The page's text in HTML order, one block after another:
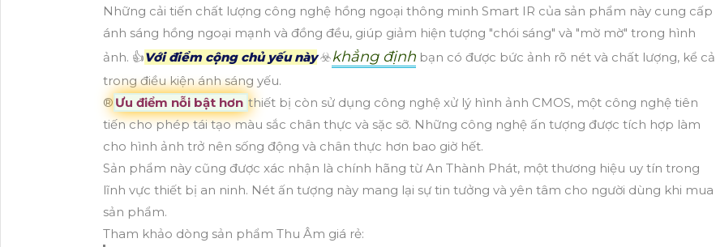
Những cải tiến chất lượng công nghệ hồng ngoại thông minh Smart IR của sản phẩm này cung cấp
ánh sáng hồng ngoại mạnh và đồng đều, giúp giảm hiện tượng "chói sáng" và "mờ mờ" trong hình
ảnh. 👍Với điểm cộng chủ yếu này☣️khẳng định bạn có được bức ảnh rõ nét và chất lượng, kể cả
trong điều kiện ánh sáng yếu.
®️ Ưu điểm nỗi bật hơn thiết bị còn sử dụng công nghệ xử lý hình ảnh CMOS, một công nghệ tiên
tiến cho phép tái tạo màu sắc chân thực và sặc sỡ. Những công nghệ ấn tượng được tích hợp làm
cho hình ảnh trở nên sống động và chân thực hơn bao giờ hết.
Sản phẩm này cũng được xác nhận là chính hãng từ An Thành Phát, một thương hiệu uy tín trong
lĩnh vực thiết bị an ninh. Nét ấn tượng này mang lại sự tin tưởng và yên tâm cho người dùng khi mua
sản phẩm.
Tham khảo dòng sản phẩm Thu Âm giá rẻ: